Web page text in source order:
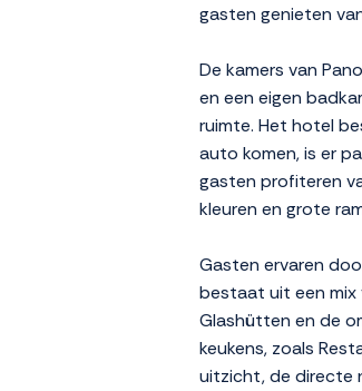
gasten genieten
De kamers van
en een eigen
ruimte. Het hotel
auto komen, is er
gasten profiteren
kleuren en grote
Gasten ervaren
bestaat uit een mix
Glashütten en de
keukens, zoals
uitzicht, de directe